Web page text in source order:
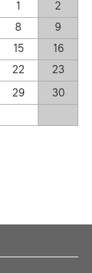
1
2
8
9
15
16
22
23
29
30